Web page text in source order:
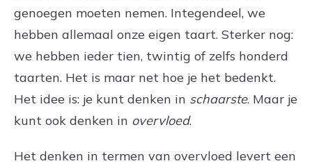
genoegen moeten nemen. Integendeel, we
hebben allemaal onze eigen taart. Sterker nog:
we hebben ieder tien, twintig of zelfs honderd
taarten. Het is maar net hoe je het bedenkt.
Het idee is: je kunt denken in schaarste. Maar je
kunt ook denken in overvloed.
Het denken in termen van overvloed levert een